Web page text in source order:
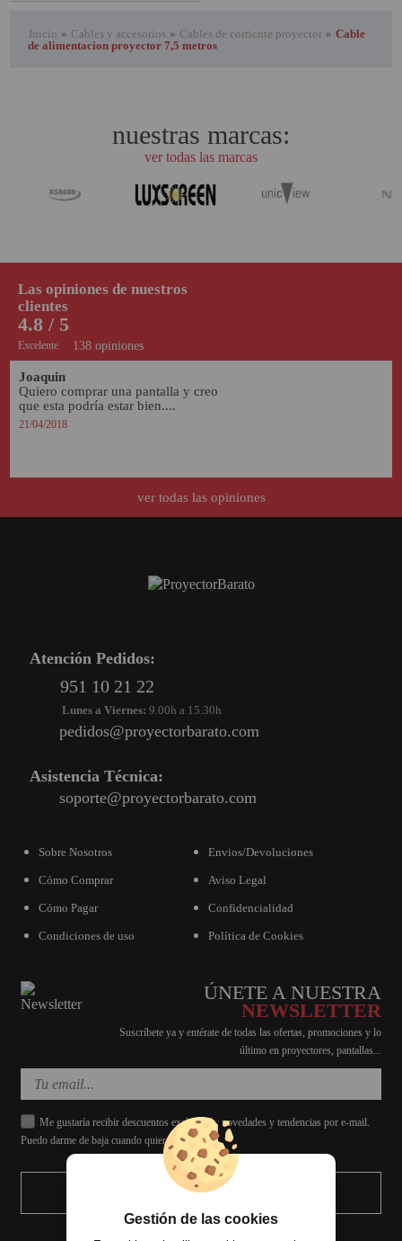
Inicio » Cables y accesorios » Cables de corriente proyector » Cable
de alimentacion proyector 7,5 metros
nuestras marcas:
ver todas las marcas
138 opiniones
4.8 / 5
Excelente
Las opiniones de nuestros
clientes
Joaquin
Quiero comprar una pantalla y creo
que esta podría estar bien....
21/04/2018
ver todas las opiniones
Atención Pedidos:
951 10 21 22
Lunes a Viernes: 9.00h a 15.30h
pedidos@proyectorbarato.com
Asistencia Técnica:
soporte@proyectorbarato.com
Sobre Nosotros
Cómo Comprar
Cómo Pagar
Condiciones de uso
Envios/Devoluciones
Aviso Legal
Confidencialidad
Política de Cookies
ÚNETE A NUESTRA
NEWSLETTER
Suscríbete ya y entérate de todas las ofertas, promociones y lo
último en proyectores, pantallas...
Me gustaría recibir descuentos exclusivos, novedades y tendencias por e-mail.
Puedo darme de baja cuando quiera.
ENVIAR
Gestión de las cookies